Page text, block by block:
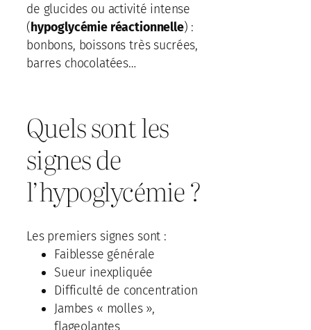
de glucides ou activité intense
(hypoglycémie réactionnelle) :
bonbons, boissons très sucrées,
barres chocolatées…
Quels sont les
signes de
l’hypoglycémie ?
Les premiers signes sont :
Faiblesse générale
Sueur inexpliquée
Difficulté de concentration
Jambes « molles »,
flageolantes